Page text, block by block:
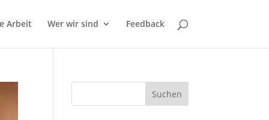
Arbeit Wer wir sind Feedback
Suchen